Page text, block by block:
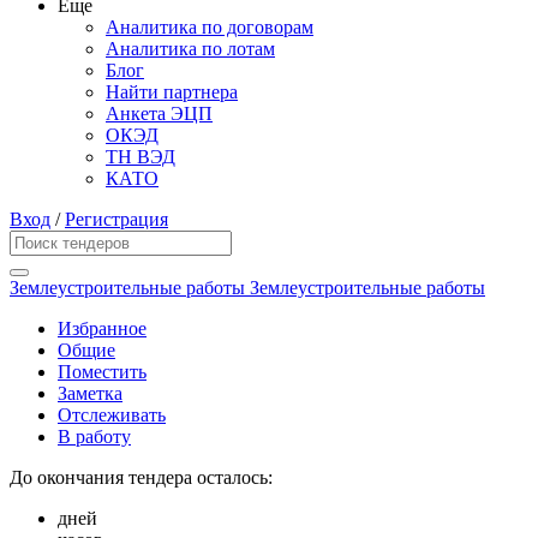
Еще
Аналитика по договорам
Аналитика по лотам
Блог
Найти партнера
Анкета ЭЦП
ОКЭД
ТН ВЭД
КАТО
Вход /Регистрация
Землеустроительные работы Землеустроительные работы
Избранное
Общие
Поместить
Заметка
Отслеживать
В работу
До окончания тендера осталось:
дней